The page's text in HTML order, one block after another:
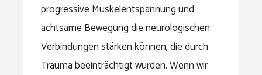
progressive Muskelentspannung und
achtsame Bewegung die neurologischen
Verbindungen stärken können, die durch
Trauma beeinträchtigt wurden. Wenn wir